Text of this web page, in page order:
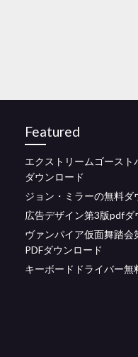
Featured
エクストリームゴースト
ダウンロード
ジョン・ミラーの無料ダ
広告デザイン第3版pdfダ
ヴァンパイア仮面舞踏会
PDFダウンロード
キーボードドライバー無